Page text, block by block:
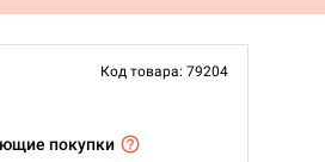
Код товара: 79204
покупки